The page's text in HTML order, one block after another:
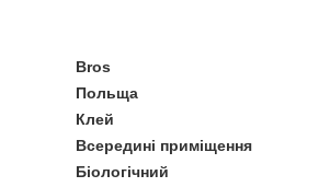
Bros
Польща
Клей
Всередині приміщення
Біологічний